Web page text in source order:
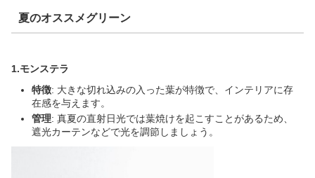
夏のオススメグリーン
1.モンステラ
特徴: 大きな切れ込みの入った葉が特徴で、インテリアに存
在感を与えます。
管理: 真夏の直射日光では葉焼けを起こすことがあるため、
遮光カーテンなどで光を調節しましょう。